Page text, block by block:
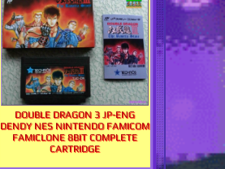
DOUBLE DRAGON 3 JP-ENG
DENDY NES NINTENDO FAMICOM
FAMICLONE 8BIT COMPLETE
CARTRIDGE